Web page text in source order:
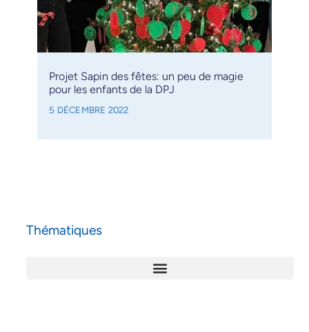
Projet Sapin des fêtes: un peu de magie
pour les enfants de la DPJ
5 DÉCEMBRE 2022
Thématiques